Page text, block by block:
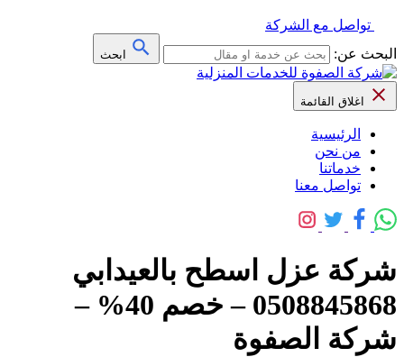
تواصل مع الشركة
البحث عن:
ابحث
اغلاق القائمة
الرئيسية
من نحن
خدماتنا
تواصل معنا
شركة عزل اسطح بالعيدابي
0508845868 – خصم 40% –
شركة الصفوة